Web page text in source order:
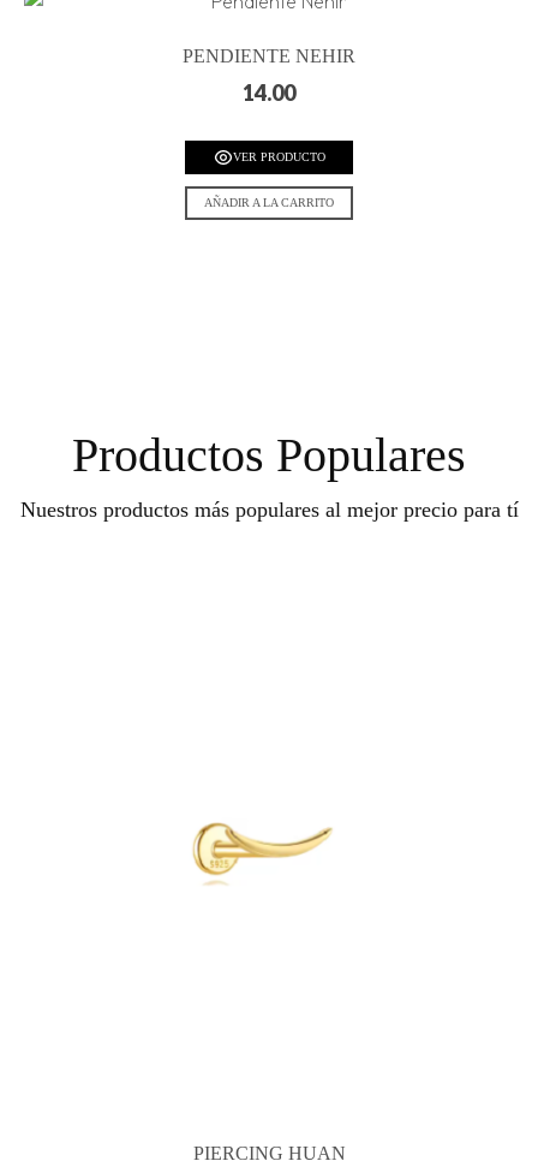
PENDIENTE NEHIR
14.00
VER PRODUCTO
AÑADIR A LA CARRITO
Productos Populares
Nuestros productos más populares al mejor precio para tí
PIERCING HUAN